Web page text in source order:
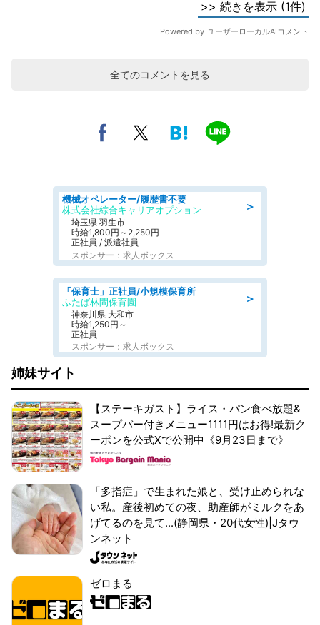
全てのコメントを見る
＞
機械オペレーター/履歴書不要
株式会社綜合キャリアオプション
埼玉県 羽生市
時給1,800円～2,250円
正社員 / 派遣社員
スポンサー：求人ボックス
＞
「保育士」正社員/小規模保育所
ふたば林間保育園
神奈川県 大和市
時給1,250円～
正社員
スポンサー：求人ボックス
姉妹サイト
【ステーキガスト】ライス・パン食べ放題&
スープバー付きメニュー1111円はお得!最新ク
ーポンを公式Xで公開中《9月23日まで》
「多指症」で生まれた娘と、受け止められな
い私。産後初めての夜、助産師がミルクをあ
げてるのを見て...(静岡県・20代女性)|Jタウ
ンネット
ゼロまる